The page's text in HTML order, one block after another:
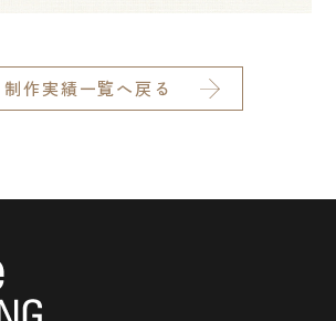
制作実績一覧へ戻る